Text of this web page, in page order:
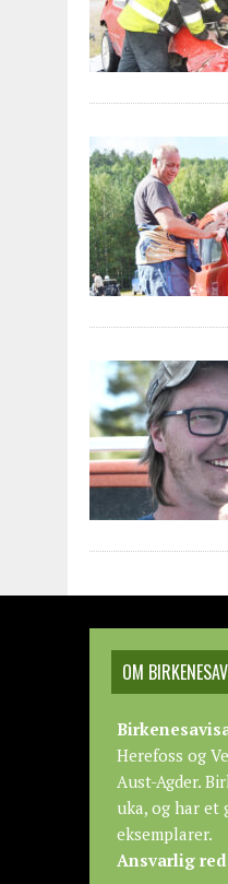
OM
Herefoss og
Aust-Agder.
uka, og har et
eksemplarer.
Ansvarlig